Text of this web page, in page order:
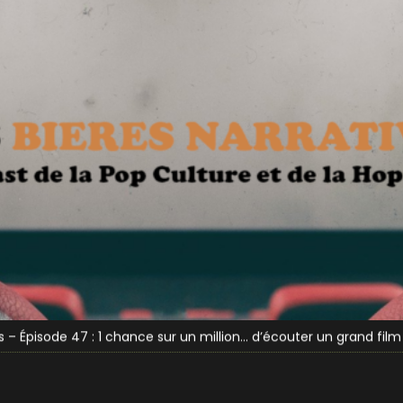
Ghostface (Funky Fluid)
Bay (P’tite Maiz et Sabotage)
– Épisode 47 : 1 chance sur un million… d’écouter un grand
– Épisode 46 : Bienvenue en Idiocracy !